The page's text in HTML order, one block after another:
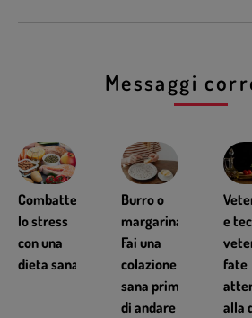
Messaggi
Combattere
lo stress
con una
dieta sana
Burro o
margarina?
Fai una
colazione
sana prima
di andare in
e
fate
alla